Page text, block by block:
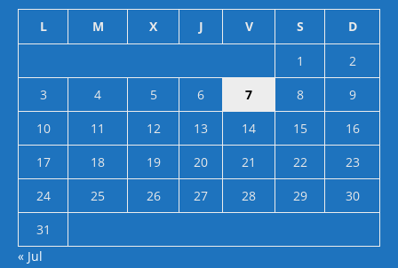
L M X J V S D
1
2
3
4 5 6 7 8
9
10
11 12 13 14 15
16
17
18 19 20 21 22
23
24
25 26 27 28 29
30
31
« Jul